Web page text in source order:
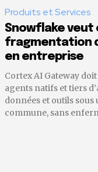
Produits et Services
Snowflake veut
fragmentation
en entreprise
Cortex AI Gateway
agents natifs et tiers
données et outils
commune, sans